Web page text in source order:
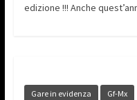
edizione !!! Anche
Gare in evidenza Gf-Mx